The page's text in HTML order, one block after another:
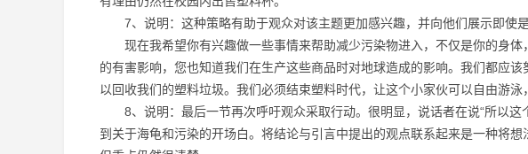
7、说明：这种策略有助于观众对该主题更加感兴趣，并向他们展示即使是
现在我希望你有兴趣做一些事情来帮助减少污染物进入，不仅是你的身体
的有害影响，您也知道我们在生产这些商品时对地球造成的影响。我们都应
以回收我们的塑料垃圾。我们必须结束塑料时代，让这个小家伙可以自由游泳
8、说明：最后一节再次呼吁观众采取行动。很明显，说话者在说“所以这
到关于海龟和污染的开场白。将结论与引言中提出的观点联系起来是一种将